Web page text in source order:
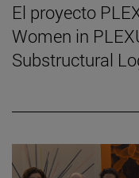
El proyecto
Women in
Substructural